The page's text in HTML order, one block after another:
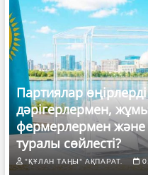
Партиялар
дәрігерлермен,
фермерлермен және
туралы сөйлесті?
"ҚҰЛАН ТАҢЫ" АҚПАРАТ.